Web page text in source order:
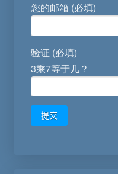
您的邮箱 (必填)
验证 (必填)
3乘7等于几？